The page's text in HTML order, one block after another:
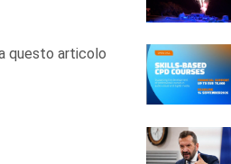
questo articolo